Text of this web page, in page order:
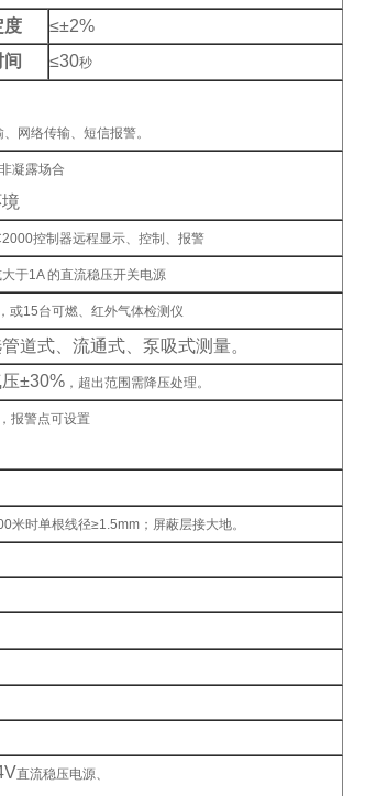
度
≤±2%
≤30秒
网络传输、短信报警。
凝露场合
控制器远程显示、控制、报警
于1A 的直流稳压开关电源
或15台可燃、红外气体检测仪
道式、流通式、泵吸式测量。
±30%，超出范围需降压处理。
报警点可设置
时单根线径≥1.5mm；屏蔽层接大地。
直流稳压电源、